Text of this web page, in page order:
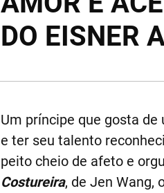
DO EISNER
Um príncipe que gosta
e ter seu talento
peito cheio de afeto e
Costureira, de Jen Wang,